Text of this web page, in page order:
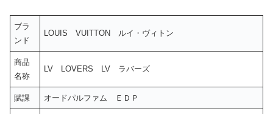
ブラ
ンド
LOUIS VUITTON ルイ・ヴィトン
商品
名称
LV LOVERS LV ラバーズ
賦課 オードパルファム ＥＤＰ